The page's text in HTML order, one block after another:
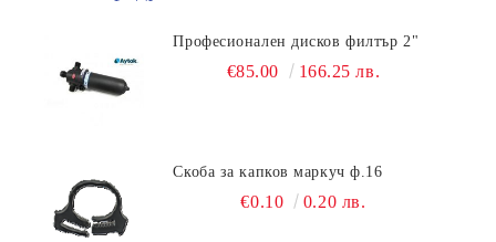
Професионален дисков филтър 2"
€85.00 166.25 лв.
Скоба за капков маркуч ф.16
€0.10 0.20 лв.